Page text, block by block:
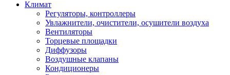
Климат
Регуляторы, контроллеры
Увлажнители, очистители, осушители воздуха
Вентиляторы
Торцевые площадки
Диффузоры
Воздушные клапаны
Кондиционеры